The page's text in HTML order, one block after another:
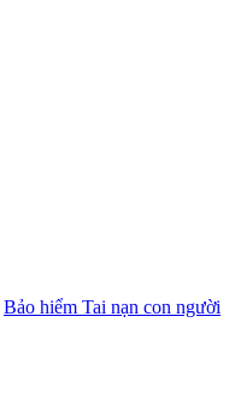
Bảo hiểm Tai nạn con người